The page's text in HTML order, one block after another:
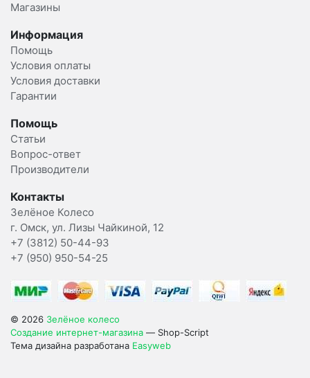
Магазины
Информация
Помощь
Условия оплаты
Условия доставки
Гарантии
Помощь
Статьи
Вопрос-ответ
Производители
Контакты
Зелёное Колесо
г. Омск, ул. Лизы Чайкиной, 12
+7 (3812) 50-44-93
+7 (950) 950-54-25
© 2026 Зелёное колесо
Создание интернет-магазина — Shop-Script
Тема дизайна разработана Easyweb